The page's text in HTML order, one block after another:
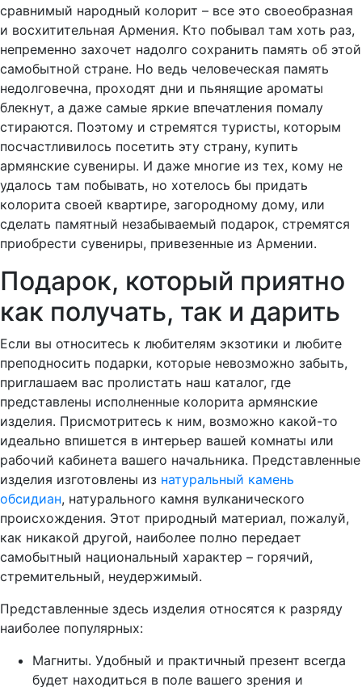
сравнимый народный колорит – все это своеобразная
и восхитительная Армения. Кто побывал там хоть раз,
непременно захочет надолго сохранить память об этой
самобытной стране. Но ведь человеческая память
недолговечна, проходят дни и пьянящие ароматы
блекнут, а даже самые яркие впечатления помалу
стираются. Поэтому и стремятся туристы, которым
посчастливилось посетить эту страну, купить
армянские сувениры. И даже многие из тех, кому не
удалось там побывать, но хотелось бы придать
колорита своей квартире, загородному дому, или
сделать памятный незабываемый подарок, стремятся
приобрести сувениры, привезенные из Армении.
Подарок, который приятно
как получать, так и дарить
Если вы относитесь к любителям экзотики и любите
преподносить подарки, которые невозможно забыть,
приглашаем вас пролистать наш каталог, где
представлены исполненные колорита армянские
изделия. Присмотритесь к ним, возможно какой-то
идеально впишется в интерьер вашей комнаты или
рабочий кабинета вашего начальника. Представленные
изделия изготовлены из натуральный камень
обсидиан, натурального камня вулканического
происхождения. Этот природный материал, пожалуй,
как никакой другой, наиболее полно передает
самобытный национальный характер – горячий,
стремительный, неудержимый.
Представленные здесь изделия относятся к разряду
наиболее популярных:
Магниты. Удобный и практичный презент всегда
будет находиться в поле вашего зрения и